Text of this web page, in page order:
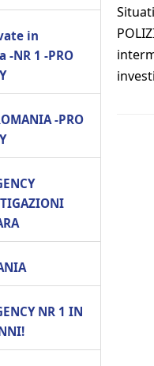
in
-NR 1 -PRO
-PRO
NR 1 IN